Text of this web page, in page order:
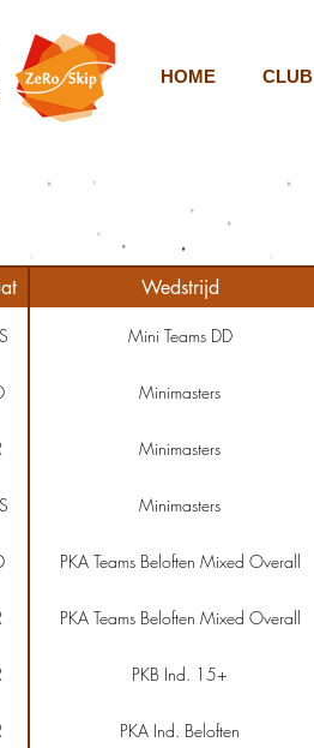
HOME CLUB
Wedstrijd
Mini Teams DD
Minimasters
Minimasters
Minimasters
PKA Teams Beloften Mixed Overall
PKA Teams Beloften Mixed Overall
PKB Ind. 15+
PKA Ind. Beloften